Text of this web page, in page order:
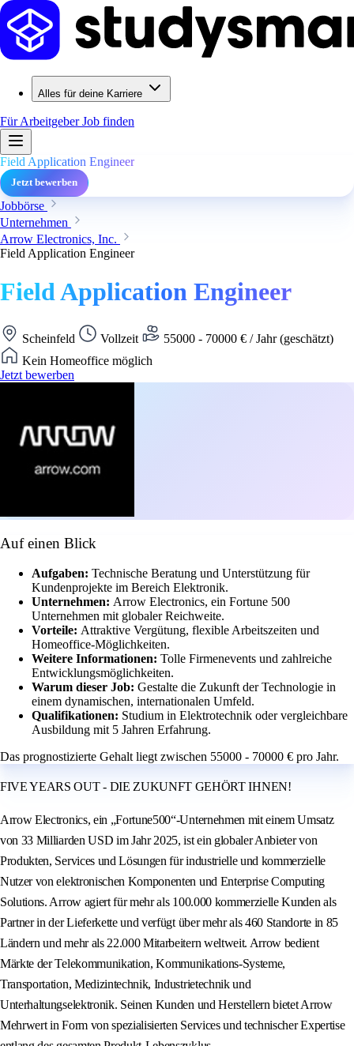
Alles für deine Karriere
Für ArbeitgeberJob finden
Field Application Engineer
Jetzt bewerben
Jobbörse
Unternehmen
Arrow Electronics, Inc.
Field Application Engineer
Field Application Engineer
Scheinfeld Vollzeit
55000 - 70000 € / Jahr (geschätzt)
Kein Homeoffice möglich
Jetzt bewerben
Auf einen Blick
Aufgaben: Technische Beratung und Unterstützung für
Kundenprojekte im Bereich Elektronik.
Unternehmen: Arrow Electronics, ein Fortune 500
Unternehmen mit globaler Reichweite.
Vorteile: Attraktive Vergütung, flexible Arbeitszeiten und
Homeoffice-Möglichkeiten.
Weitere Informationen: Tolle Firmenevents und zahlreiche
Entwicklungsmöglichkeiten.
Warum dieser Job: Gestalte die Zukunft der Technologie in
einem dynamischen, internationalen Umfeld.
Qualifikationen: Studium in Elektrotechnik oder vergleichbare
Ausbildung mit 5 Jahren Erfahrung.
Das prognostizierte Gehalt liegt zwischen 55000 - 70000 € pro Jahr.
FIVE YEARS OUT - DIE ZUKUNFT GEHÖRT IHNEN!
Arrow Electronics, ein „Fortune500“-Unternehmen mit einem Umsatz
von 33 Milliarden USD im Jahr 2025, ist ein globaler Anbieter von
Produkten, Services und Lösungen für industrielle und kommerzielle
Nutzer von elektronischen Komponenten und Enterprise Computing
Solutions. Arrow agiert für mehr als 100.000 kommerzielle Kunden als
Partner in der Lieferkette und verfügt über mehr als 460 Standorte in 85
Ländern und mehr als 22.000 Mitarbeitern weltweit. Arrow bedient
Märkte der Telekommunikation, Kommunikations-Systeme,
Transportation, Medizintechnik, Industrietechnik und
Unterhaltungselektronik. Seinen Kunden und Herstellern bietet Arrow
Mehrwert in Form von spezialisierten Services und technischer Expertise